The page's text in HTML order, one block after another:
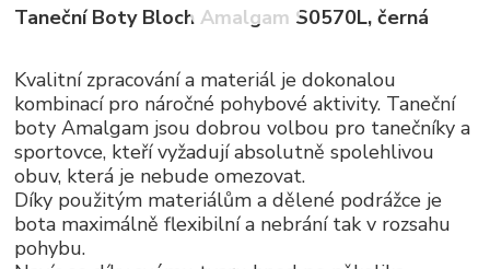
Taneční Boty Bloch Amalgam S0570L, černá
Kvalitní zpracování a materiál je dokonalou
kombinací pro náročné pohybové aktivity. Taneční
boty Amalgam jsou dobrou volbou pro tanečníky a
sportovce, kteří vyžadují absolutně spolehlivou
obuv, která je nebude omezovat.
Díky použitým materiálům a dělené podrážce je
bota maximálně flexibilní a nebrání tak v rozsahu
pohybu.